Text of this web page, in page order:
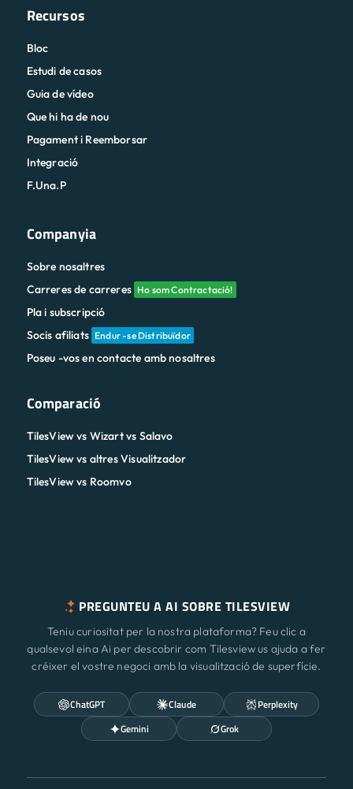
Recursos
Bloc
Estudi de casos
Guia de vídeo
Que hi ha de nou
Pagament i Reemborsar
Integració
F.Una.P
Companyia
Sobre nosaltres
Carreres de carreres Ho som Contractació!
Pla i subscripció
Socis afiliats Endur -se Distribuïdor
Poseu -vos en contacte amb nosaltres
Comparació
TilesView vs Wizart vs Salavo
TilesView vs altres Visualitzador
TilesView vs Roomvo
PREGUNTEU A AI SOBRE TILESVIEW
Teniu curiositat per la nostra plataforma? Feu clic a
qualsevol eina Ai per descobrir com Tilesview us ajuda a fer
créixer el vostre negoci amb la visualització de superfície.
ChatGPT Claude
Perplexity
Gemini
Grok